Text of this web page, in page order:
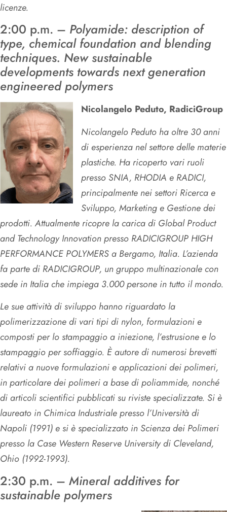
licenze.
2:00 p.m. – Polyamide: description of
type, chemical foundation and blending
techniques. New sustainable
developments towards next generation
engineered polymers
Nicolangelo Peduto, RadiciGroup
Nicolangelo Peduto ha oltre 30 anni
di esperienza nel settore delle materie
plastiche. Ha ricoperto vari ruoli
presso SNIA, RHODIA e RADICI,
principalmente nei settori Ricerca e
Sviluppo, Marketing e Gestione dei
prodotti. Attualmente ricopre la carica di Global Product
and Technology Innovation presso RADICIGROUP HIGH
PERFORMANCE POLYMERS a Bergamo, Italia. L’azienda
fa parte di RADICIGROUP, un gruppo multinazionale con
sede in Italia che impiega 3.000 persone in tutto il mondo.
Le sue attività di sviluppo hanno riguardato la
polimerizzazione di vari tipi di nylon, formulazioni e
composti per lo stampaggio a iniezione, l’estrusione e lo
stampaggio per soffiaggio. È autore di numerosi brevetti
relativi a nuove formulazioni e applicazioni dei polimeri,
in particolare dei polimeri a base di poliammide, nonché
di articoli scientifici pubblicati su riviste specializzate. Si è
laureato in Chimica Industriale presso l’Università di
Napoli (1991) e si è specializzato in Scienza dei Polimeri
presso la Case Western Reserve University di Cleveland,
Ohio (1992-1993).
2:30 p.m. – Mineral additives for
sustainable polymers